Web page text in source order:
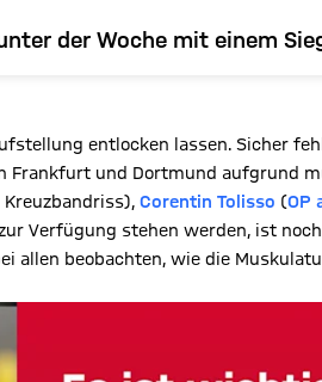
der Woche mit einem
entlocken lassen. Sicher
Frankfurt und Dortmund aufgrund
Kreuzbandriss), Corentin Tolisso (OP
Verfügung stehen werden, ist
allen beobachten, wie die